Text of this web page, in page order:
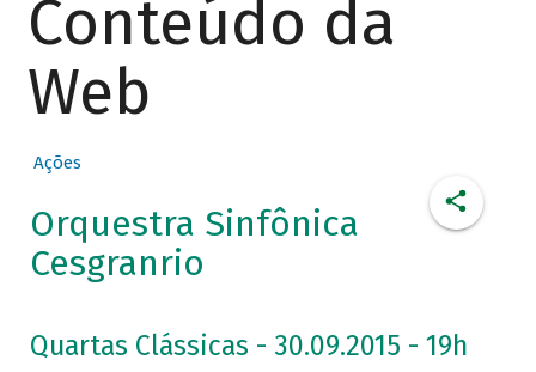
Conteúdo da
Web
Ações
Orquestra Sinfônica
Cesgranrio
Quartas Clássicas - 30.09.2015 - 19h